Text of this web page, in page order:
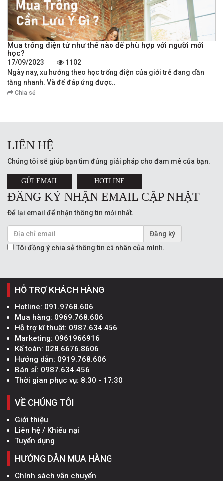
Mua trống điện tử như thế nào để phù hợp với người mới
học?
17/09/2023
1102
Ngày nay, xu hướng theo học trống điện của giới trẻ đang dần
tăng nhanh. Và để đáp ứng được..
Chia sẻ
LIÊN HỆ
Chúng tôi sẽ giúp bạn tìm đúng giải pháp cho đam mê của bạn.
GỬI EMAIL HOTLINE
ĐĂNG KÝ NHẬN EMAIL CẬP NHẬT
Để lại email để nhận thông tin mới nhất.
Đăng ký
Tôi đồng ý chia sẻ thông tin cá nhân của mình.
HỖ TRỢ KHÁCH HÀNG
Hotline: 091.9768.606
Mua hàng: 0969.768.606
Hỗ trợ kĩ thuật: 0987.634.456
Marketing: 0961966916
Kế toán: 028.6676.8606
Hướng dẫn: 0919.768.606
Bán sỉ: 0987.634.456
Thời gian phục vụ: 8:30 - 17:30
VỀ CHÚNG TÔI
Giới thiệu
Liên hệ / Khiếu nại
Tuyển dụng
HƯỚNG DẪN MUA HÀNG
Chính sách vận chuyển